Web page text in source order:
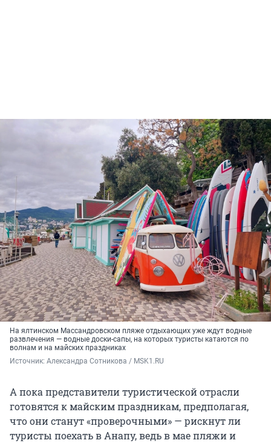
На ялтинском Массандровском пляже отдыхающих уже ждут водные
развлечения — водные доски-сапы, на которых туристы катаются по
волнам и на майских праздниках
Источник: Александра Сотникова / MSK1.RU
А пока представители туристической отрасли
готовятся к майским праздникам, предполагая,
что они станут «проверочными» — рискнут ли
туристы поехать в Анапу, ведь в мае пляжи и